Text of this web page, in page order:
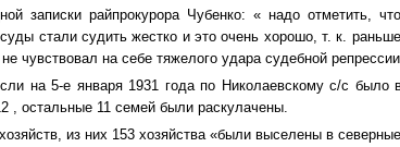
записки райпрокурора Чубенко: « надо отметить,
стали судить жестко и это очень хорошо, т. к.
чувствовал на себе тяжелого удара судебной
на 5-е января 1931 года по Николаевскому с/с было
, остальные 11 семей были раскулачены.
из них 153 хозяйства «были выселены в